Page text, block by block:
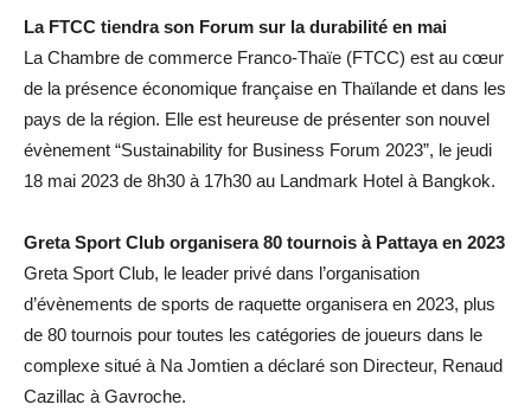
La FTCC tiendra son Forum sur la durabilité en mai
La Chambre de commerce Franco-Thaïe (FTCC) est au cœur
de la présence économique française en Thaïlande et dans les
pays de la région. Elle est heureuse de présenter son nouvel
évènement “Sustainability for Business Forum 2023”, le jeudi
18 mai 2023 de 8h30 à 17h30 au Landmark Hotel à Bangkok.
Greta Sport Club organisera 80 tournois à Pattaya en 2023
Greta Sport Club, le leader privé dans l’organisation
d’évènements de sports de raquette organisera en 2023, plus
de 80 tournois pour toutes les catégories de joueurs dans le
complexe situé à Na Jomtien a déclaré son Directeur, Renaud
Cazillac à Gavroche.